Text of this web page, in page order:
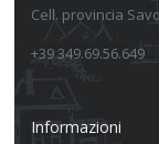
Cell. provincia
+39 349.69.56.649
Informazioni